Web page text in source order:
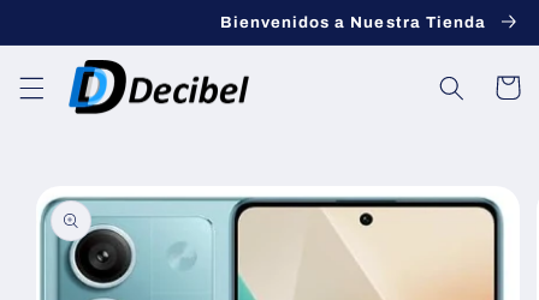
Bienvenidos a Nuestra Tienda
Carro
información
del
producto